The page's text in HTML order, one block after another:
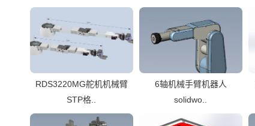
RDS3220MG舵机机械臂
STP格..
6轴机械手臂机器人
solidwo..